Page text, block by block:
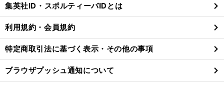
る
集英社ID・スポルティーバIDとは
利用規約・会員規約
特定商取引法に基づく表示・その他の事項
ブラウザプッシュ通知について